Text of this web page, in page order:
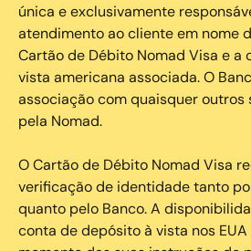
única e exclusivamente
atendimento ao cliente em nome
Cartão de Débito Nomad Visa e a
vista americana associada. O
associação com quaisquer outros
pela Nomad.
O Cartão de Débito Nomad Visa
verificação de identidade tanto
quanto pelo Banco. A
conta de depósito à vista nos